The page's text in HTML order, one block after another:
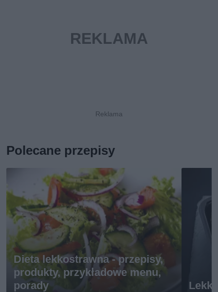
Polecane przepisy
Dieta lekkostrawna - przepisy,
produkty, przykładowe menu,
porady